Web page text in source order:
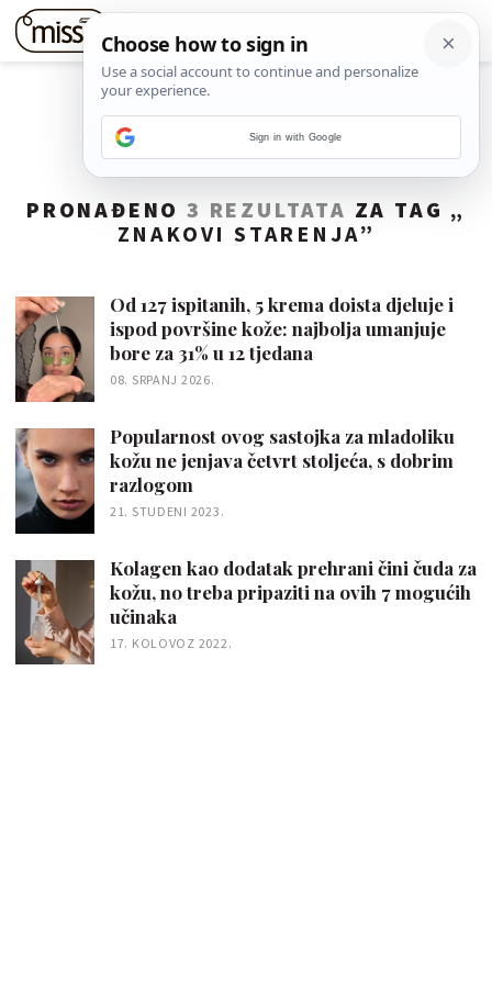
PRONAĐENO 3 REZULTATA ZA TAG „
ZNAKOVI STARENJA”
Od 127 ispitanih, 5 krema doista djeluje i
ispod površine kože: najbolja umanjuje
bore za 31% u 12 tjedana
08. SRPANJ 2026.
Popularnost ovog sastojka za mladoliku
kožu ne jenjava četvrt stoljeća, s dobrim
razlogom
21. STUDENI 2023.
Kolagen kao dodatak prehrani čini čuda za
kožu, no treba pripaziti na ovih 7 mogućih
učinaka
17. KOLOVOZ 2022.
Sign in with Google